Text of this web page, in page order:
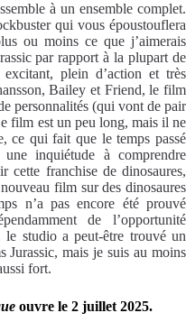
à un ensemble complet.
qui vous époustouflera
ou moins ce que j’aimerais
par rapport à la plupart de
plein d’action et très
Bailey et Friend, le film
personnalités (qui vont de pair
film est un peu long, mais il ne
ce qui fait que le temps passé
inquiétude à comprendre
cette franchise de dinosaures,
film sur des dinosaures
n’a pas encore été prouvé
de l’opportunité
studio a peut-être trouvé un
mais je suis au moins
fort.
ouvre le 2 juillet 2025.